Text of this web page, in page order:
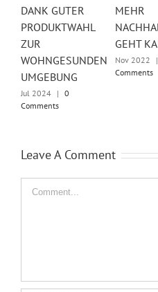
DANK GUTER
PRODUKTWAHL
ZUR
WOHNGESUNDEN
UMGEBUNG
Jul 2024 | 0
Comments
MEHR
GEHT
Nov 2022 |
Comments
Leave A Comment
Comment